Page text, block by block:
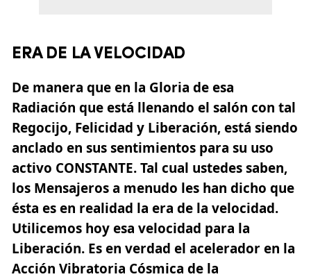
ERA DE LA VELOCIDAD
De manera que en la Gloria de esa
Radiación que está llenando el salón con tal
Regocijo, Felicidad y Liberación, está siendo
anclado en sus sentimientos para su uso
activo CONSTANTE. Tal cual ustedes saben,
los Mensajeros a menudo les han dicho que
ésta es en realidad la era de la velocidad.
Utilicemos hoy esa velocidad para la
Liberación. Es en verdad el acelerador en la
Acción Vibratoria Cósmica de la